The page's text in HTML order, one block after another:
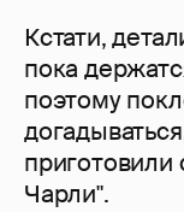
Кстати,
пока
поэтому
приготовили
Чарли".